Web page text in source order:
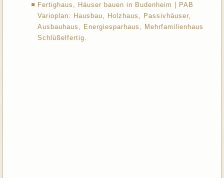
Fertighaus, Häuser bauen in Budenheim | PAB
Varioplan: Hausbau, Holzhaus, Passivhäuser,
Ausbauhaus, Energiesparhaus, Mehrfamilienhaus
Schlüßelfertig.